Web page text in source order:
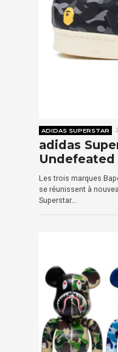
ADIDAS SUPERSTAR
adidas
Undefeated
Les trois marques
se réunissent à
Superstar…